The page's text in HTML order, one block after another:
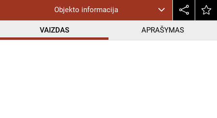
Objekto informacija
VAIZDAS APRAŠYMAS